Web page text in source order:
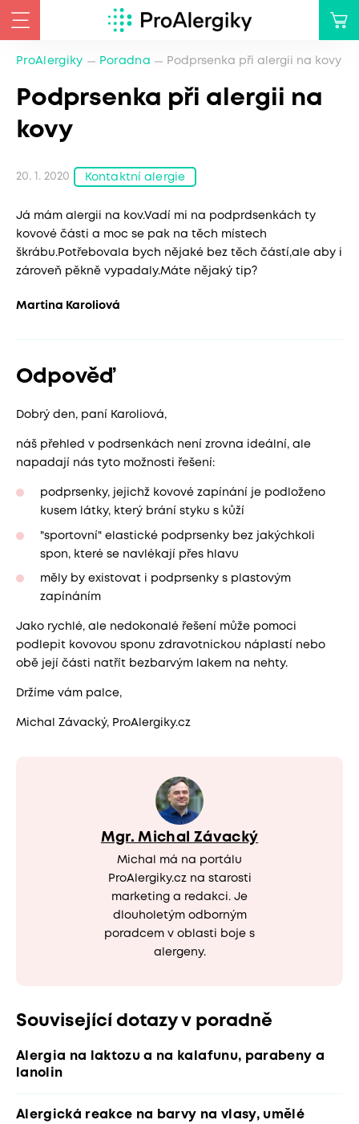
ProAlergiky Poradna Podprsenka při alergii na kovy
Podprsenka při alergii na
kovy
20. 1. 2020 Kontaktní alergie
Já mám alergii na kov.Vadí mi na podprdsenkách ty
kovové části a moc se pak na těch místech
škrábu.Potřebovala bych nějaké bez těch částí,ale aby i
zároveň pěkně vypadaly.Máte nějaký tip?
Martina Karoliová
Odpověď
Dobrý den, paní Karoliová,
náš přehled v podrsenkách není zrovna ideální, ale
napadají nás tyto možnosti řešení:
podprsenky, jejichž kovové zapínání je podloženo
kusem látky, který brání styku s kůží
"sportovní" elastické podprsenky bez jakýchkoli
spon, které se navlékají přes hlavu
měly by existovat i podprsenky s plastovým
zapínáním
Jako rychlé, ale nedokonalé řešení může pomoci
podlepit kovovou sponu zdravotnickou náplastí nebo
obě její části natřít bezbarvým lakem na nehty.
Držíme vám palce,
Michal Závacký, ProAlergiky.cz
Mgr. Michal Závacký
Michal má na portálu
ProAlergiky.cz na starosti
marketing a redakci. Je
dlouholetým odborným
poradcem v oblasti boje s
alergeny.
Související dotazy v poradně
Alergia na laktozu a na kalafunu, parabeny a
lanolin
Alergická reakce na barvy na vlasy, umělé